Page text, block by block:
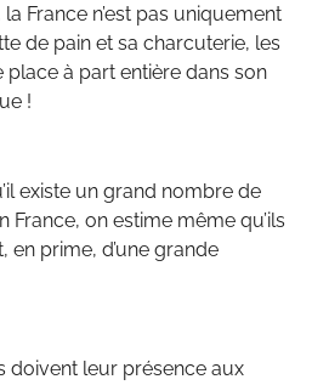
France n’est pas uniquement
de pain et sa charcuterie, les
à part entière dans son
!
existe un grand nombre de
France, on estime même qu’ils
en prime, d’une grande
doivent leur présence aux